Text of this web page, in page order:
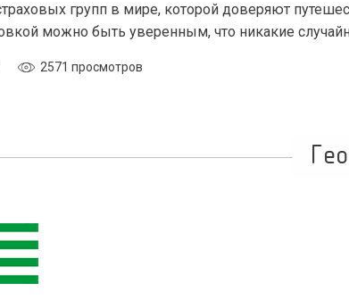
групп в мире, которой доверяют
можно быть уверенным, что никакие
2571 просмотров